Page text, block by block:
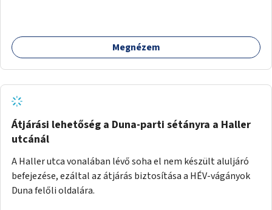
egymásnak, megosszák tudásukat.
Megnézem
Átjárási lehetőség a Duna-parti sétányra a Haller
utcánál
A Haller utca vonalában lévő soha el nem készült aluljáró
befejezése, ezáltal az átjárás biztosítása a HÉV-vágányok
Duna felőli oldalára.